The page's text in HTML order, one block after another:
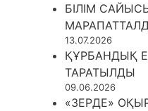
БІЛІМ
13.07.2026
ҚҰРБАНДЫҚ
ТАРАТЫЛДЫ
09.06.2026
«ЗЕРДЕ»